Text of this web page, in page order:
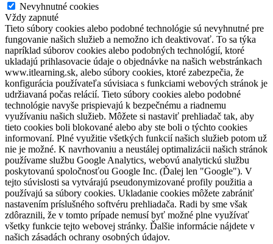
Nevyhnutné cookies
Vždy zapnuté
Tieto súbory cookies alebo podobné technológie sú nevyhnutné pre
fungovanie našich služieb a nemožno ich deaktivovať. To sa týka
napríklad súborov cookies alebo podobných technológií, ktoré
ukladajú prihlasovacie údaje o objednávke na našich webstránkach
www.itlearning.sk, alebo súbory cookies, ktoré zabezpečia, že
konfigurácia používateľa súvisiaca s funkciami webových stránok je
udržiavaná počas relácií. Tieto súbory cookies alebo podobné
technológie navyše prispievajú k bezpečnému a riadnemu
využívaniu našich služieb. Môžete si nastaviť prehliadač tak, aby
tieto cookies boli blokované alebo aby ste boli o týchto cookies
informovaní. Plné využitie všetkých funkcií našich služieb potom už
nie je možné. K navrhovaniu a neustálej optimalizácii našich stránok
používame službu Google Analytics, webovú analytickú službu
poskytovanú spoločnosťou Google Inc. (Ďalej len "Google"). V
tejto súvislosti sa vytvárajú pseudonymizované profily použitia a
používajú sa súbory cookies. Ukladanie cookies môžete zabrániť
nastavením príslušného softvéru prehliadača. Radi by sme však
zdôraznili, že v tomto prípade nemusí byť možné plne využívať
všetky funkcie tejto webovej stránky. Ďalšie informácie nájdete v
našich zásadách ochrany osobných údajov.